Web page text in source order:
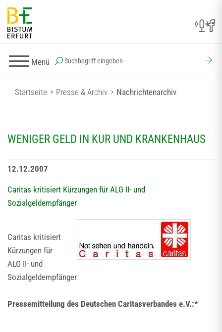
Menü
Startseite Presse & Archiv Nachrichtenarchiv
WENIGER GELD IN KUR UND KRANKENHAUS
12.12.2007
Caritas kritisiert Kürzungen für ALG II- und
Sozialgeldempfänger
Caritas kritisiert
Kürzungen für
ALG II- und
Sozialgeldempfänger
Pressemitteilung des Deutschen Caritasverbandes e.V.:*